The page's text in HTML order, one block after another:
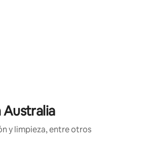
y limpieza, entre otros